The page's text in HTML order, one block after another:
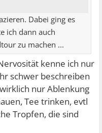
Dabei ging es
ich dann auch
zu machen ...
kenne ich nur
schwer beschreiben
nur Ablenkung
Tee trinken, evtl
Tropfen, die sind